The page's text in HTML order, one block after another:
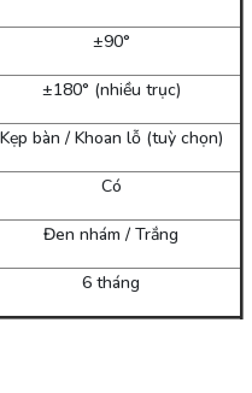
±90°
±180° (nhiều trục)
Kẹp bàn / Khoan lỗ (tuỳ chọn)
Có
Đen nhám / Trắng
6 tháng